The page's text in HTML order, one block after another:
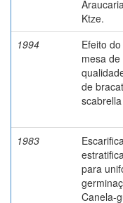
Ktze.
1994
Efeito
mesa
de
1983
para
Canela-